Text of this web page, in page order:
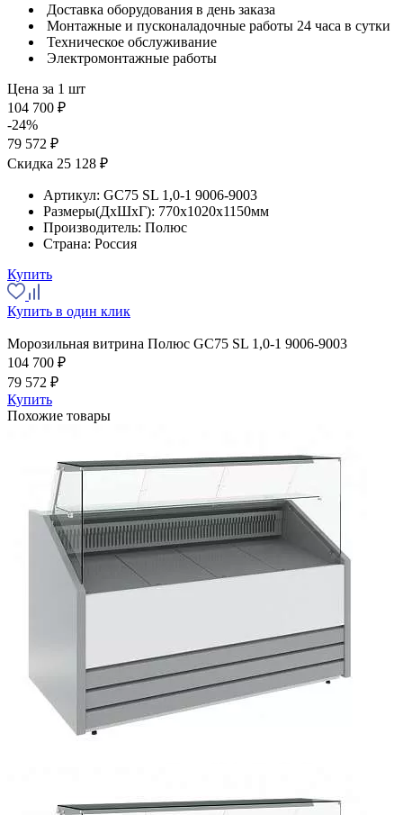
Доставка оборудования в день заказа
Монтажные и пусконаладочные работы 24 часа в сутки
Техническое обслуживание
Электромонтажные работы
Цена за 1 шт
104 700 ₽
-24%
79 572 ₽
Скидка 25 128 ₽
Артикул: GС75 SL 1,0-1 9006-9003
Размеры(ДхШхГ): 770x1020x1150мм
Производитель: Полюс
Страна: Россия
Купить
Купить в один клик
Морозильная витрина Полюс GС75 SL 1,0-1 9006-9003
104 700 ₽
79 572 ₽
Купить
Похожие товары